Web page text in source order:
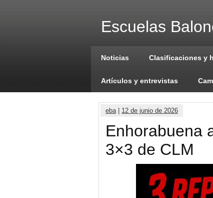
Escuelas
Noticias Clasificaciones y
Artículos y entrevistas
eba| 12 de junio de 2026
Enhorabuena
3×3 de CLM